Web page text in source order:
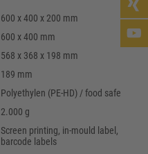
600 x 400 x 200 mm
600 x 400 mm
568 x 368 x 198 mm
189 mm
Polyethylen (PE-HD) / food safe
2.000 g
Screen printing, in-mould label,
barcode labels